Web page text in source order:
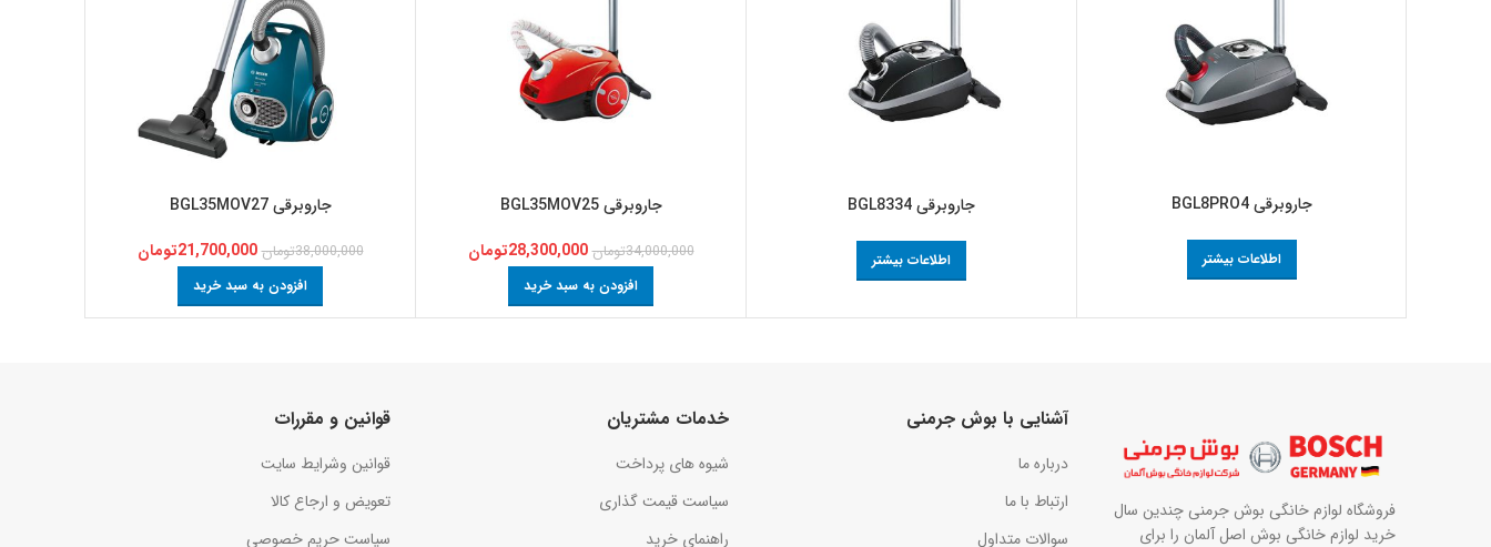
جاروبرقی BGL8PRO4
اطلاعات بیشتر
جاروبرقی BGL8334
اطلاعات بیشتر
جاروبرقی BGL35MOV25
34,000,000تومان 28,300,000تومان
افزودن به سبد خرید
جاروبرقی BGL35MOV27
38,000,000تومان 21,700,000تومان
افزودن به سبد خرید
فروشگاه لوازم خانگی بوش جرمنی چندین سال
خرید لوازم خانگی بوش اصل آلمان را برای
آشنایی با بوش جرمنی
درباره ما
ارتباط با ما
سوالات متداول
خدمات مشتریان
شیوه های پرداخت
سیاست قیمت گذاری
راهنمای خرید
قوانین و مقررات
قوانین وشرایط سایت
تعویض و ارجاع کالا
سیاست حریم خصوصی